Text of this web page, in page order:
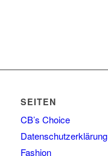
SEITEN
CB’s Choice
Datenschutzerklärung
Fashion